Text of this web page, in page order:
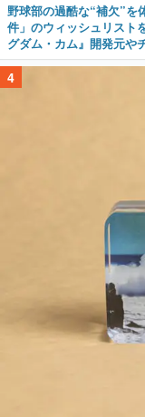
野球部の過酷な“補欠”
件」のウィッシュリスト
グダム・カム』開発元や
4